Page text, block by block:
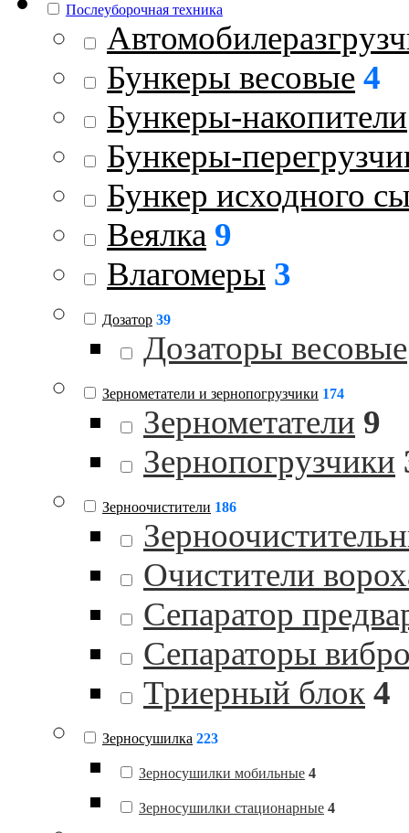
Послеуборочная техника
Бункеры весовые 4
Бункеры-накопители
Бункеры-
Бункер исходного
Веялка 9
Влагомеры 3
Дозатор 39
Дозаторы весовые
Зернометатели и зернопогрузчики 174
Зернометатели 9
Зернопогрузчики
Зерноочистители 186
Очистители
Сепаратор
Сепараторы
Триерный блок 4
Зерносушилка 223
Зерносушилки мобильные 4
Зерносушилки стационарные 4